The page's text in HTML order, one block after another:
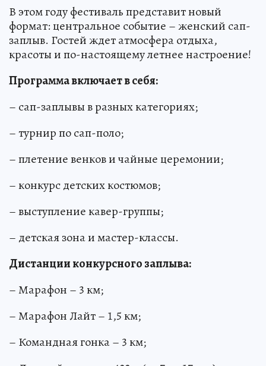
В этом году фестиваль представит новый
формат: центральное событие – женский сап-
заплыв. Гостей ждет атмосфера отдыха,
красоты и по-настоящему летнее настроение!
Программа включает в себя:
– сап-заплывы в разных категориях;
– турнир по сап-поло;
– плетение венков и чайные церемонии;
– конкурс детских костюмов;
– выступление кавер-группы;
– детская зона и мастер-классы.
Дистанции конкурсного заплыва:
– Марафон – 3 км;
– Марафон Лайт – 1,5 км;
– Командная гонка – 3 км;